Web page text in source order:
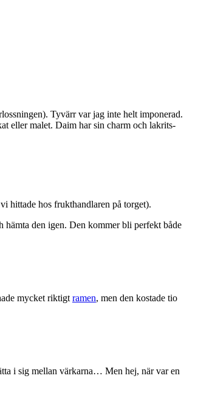
Tyvärr var jag inte helt imponerad.
eller malet. Daim har sin charm och lakrits-
hittade hos frukthandlaren på torget).
den igen. Den kommer bli perfekt både
mycket riktigt ramen, men den kostade tio
i sig mellan värkarna… Men hej, när var en